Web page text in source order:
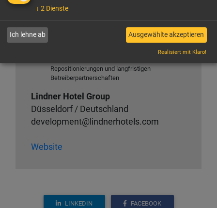
durch World of Hyatt
Expertise in Betrieb, Management und
Weiterentwicklung von Hotelimmobilien
Fokus auf urbane Standorte, Leisure-
Destinationen und gemischt genutzte
Repositionierungen und langfristigen
Betreiberpartnerschaften
Lindner Hotel Group
Düsseldorf / Deutschland
development@lindnerhotels.com
Website
LINKEDIN FACEBOOK
↓ 2 Dienste
Ich lehne ab Ausgewählte akzeptieren
Realisiert mit Klaro!